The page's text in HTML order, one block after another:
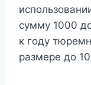
сумму 1000
к году
размере до